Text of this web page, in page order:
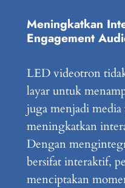
Meningkatkan
Engagement
LED videotron
layar untuk
juga menjadi media
meningkatkan
Dengan
bersifat interaktif,
menciptakan